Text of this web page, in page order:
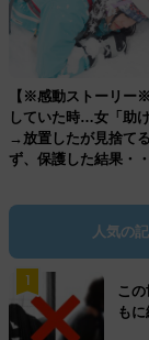
【※感動ストーリー
していた時…女「助
→放置したが見捨て
ず、保護した結果・・
人気の
1
こ
も